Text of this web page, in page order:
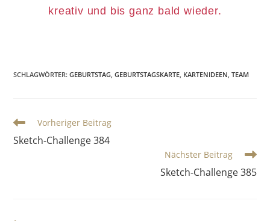
kreativ und bis ganz bald wieder.
SCHLAGWÖRTER:GEBURTSTAG GEBURTSTAGSKARTE KARTENIDEEN TEAM
Vorheriger Beitrag
Sketch-Challenge 384
Nächster Beitrag
Sketch-Challenge 385